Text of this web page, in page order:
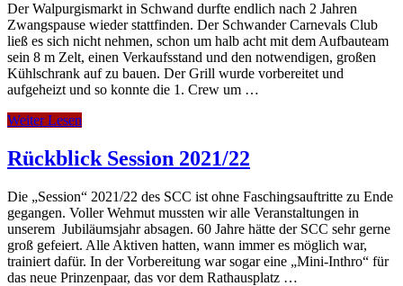
Der Walpurgismarkt in Schwand durfte endlich nach 2 Jahren
Zwangspause wieder stattfinden. Der Schwander Carnevals Club
ließ es sich nicht nehmen, schon um halb acht mit dem Aufbauteam
sein 8 m Zelt, einen Verkaufsstand und den notwendigen, großen
Kühlschrank auf zu bauen. Der Grill wurde vorbereitet und
aufgeheizt und so konnte die 1. Crew um …
Weiter Lesen
Rückblick Session 2021/22
Die „Session“ 2021/22 des SCC ist ohne Faschingsauftritte zu Ende
gegangen. Voller Wehmut mussten wir alle Veranstaltungen in
unserem Jubiläumsjahr absagen. 60 Jahre hätte der SCC sehr gerne
groß gefeiert. Alle Aktiven hatten, wann immer es möglich war,
trainiert dafür. In der Vorbereitung war sogar eine „Mini-Inthro“ für
das neue Prinzenpaar, das vor dem Rathausplatz …